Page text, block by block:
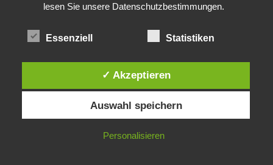
Weitere Suche nach der Identität der Isdal-Frau –
20. Juni 2017
Diese Website verwendet Cookies. Durch die weitere Nutzung dieser
Website stimmst du der Verwendung von Cookies zu.
IN ORDNUNG
lesen Sie unsere Datenschutzbestimmungen.
Essenziell Statistiken
✓ Akzeptieren
Auswahl speichern
Personalisieren